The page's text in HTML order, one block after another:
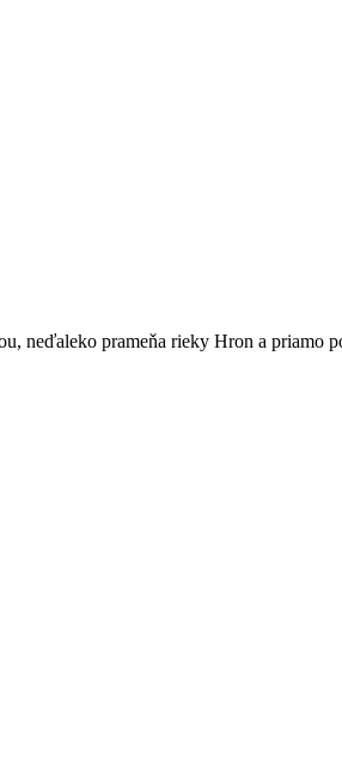
neďaleko prameňa rieky Hron a priamo